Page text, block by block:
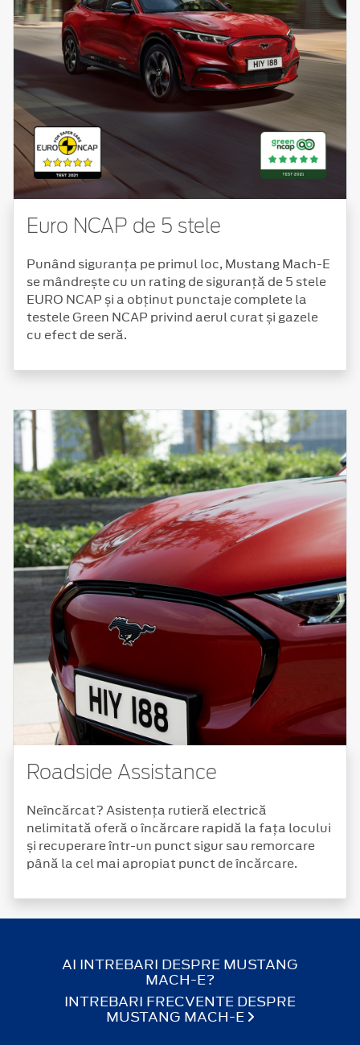
Euro NCAP de 5 stele
Punând siguranța pe primul loc, Mustang Mach-E
se mândrește cu un rating de siguranță de 5 stele
EURO NCAP și a obținut punctaje complete la
testele Green NCAP privind aerul curat și gazele
cu efect de seră.
Roadside Assistance
Neîncărcat? Asistența rutieră electrică
nelimitată oferă o încărcare rapidă la fața locului
și recuperare într-un punct sigur sau remorcare
până la cel mai apropiat punct de încărcare.
AI INTREBARI DESPRE MUSTANG
MACH-E?
INTREBARI FRECVENTE DESPRE
MUSTANG MACH-E